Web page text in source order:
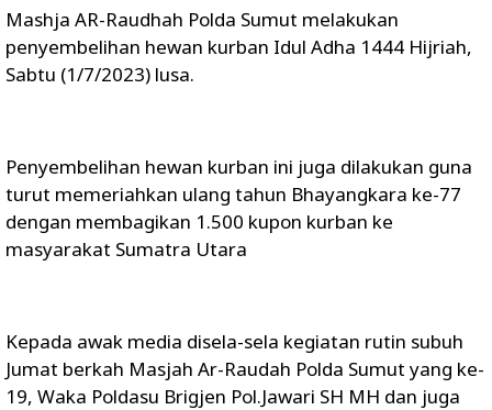
Mashja AR-Raudhah Polda Sumut melakukan
penyembelihan hewan kurban Idul Adha 1444 Hijriah,
Sabtu (1/7/2023) lusa.
Penyembelihan hewan kurban ini juga dilakukan guna
turut memeriahkan ulang tahun Bhayangkara ke-77
dengan membagikan 1.500 kupon kurban ke
masyarakat Sumatra Utara
Kepada awak media disela-sela kegiatan rutin subuh
Jumat berkah Masjah Ar-Raudah Polda Sumut yang ke-
19, Waka Poldasu Brigjen Pol.Jawari SH MH dan juga